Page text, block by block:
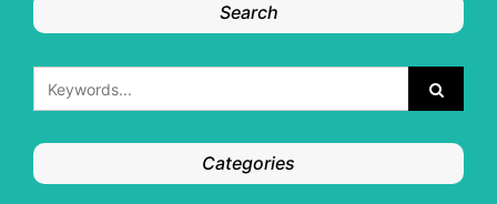
Search
Categories